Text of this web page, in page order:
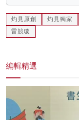
灼見原創 灼見獨家
雷競璇
編輯精選